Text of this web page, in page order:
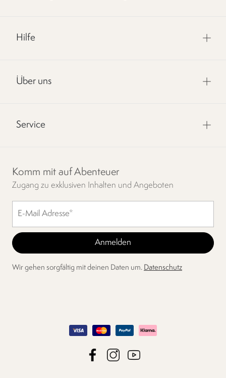
Hilfe
Über uns
Service
Komm mit auf Abenteuer
Zugang zu exklusiven Inhalten und Angeboten
Wir gehen sorgfältig mit deinen Daten um. Datenschutz